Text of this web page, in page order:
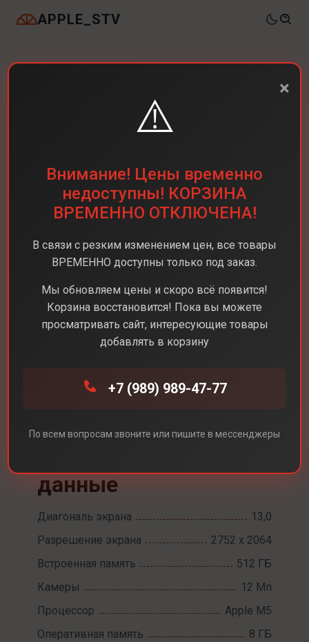
APPLE_STV
Планшеты
Apple iPad Pro 13 M5 Wi-Fi + сотовые данные
Apple iPad Pro 13 M5
данные
Диагональ экрана
13,0
Разрешение экрана
2752 х 2064
Встроенная память
512 ГБ
Камеры
12 Мп
Процессор
Apple M5
Оперативная память
8 ГБ
×
⚠️
Внимание! Цены временно
недоступны! КОРЗИНА
ВРЕМЕННО ОТКЛЮЧЕНА!
В связи с резким изменением цен, все товары
ВРЕМЕННО доступны только под заказ.
Мы обновляем цены и скоро всё появится!
Корзина восстановится! Пока вы можете
просматривать сайт, интересующие товары
добавлять в корзину
+7 (989) 989-47-77
По всем вопросам звоните или пишите в мессенджеры